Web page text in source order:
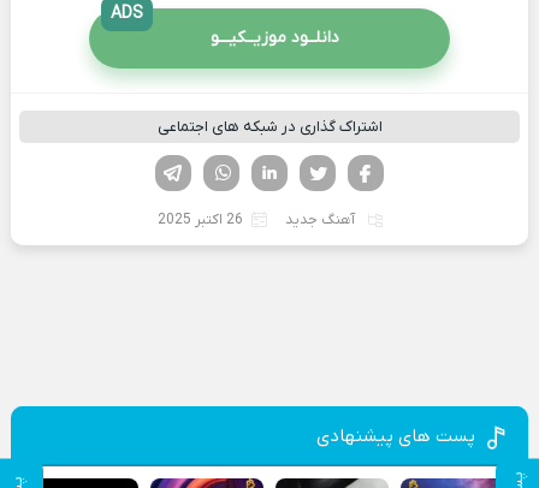
دانلــود موزیــکیـــو
ADS
اشتراک گذاری در شبکه های اجتماعی
لینکدین تویتر
فیسوک
آهنگ جدید 26 اکتبر 2025
پست های پیشنهادی